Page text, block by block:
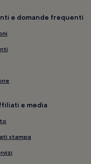
e domande frequenti
e media
stampa